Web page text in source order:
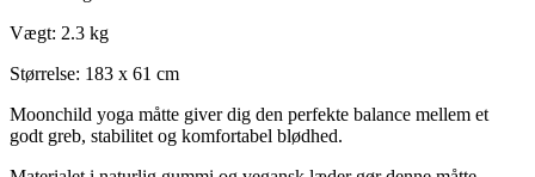
Vægt: 2.3 kg
Størrelse: 183 x 61 cm
Moonchild yoga måtte giver dig den perfekte balance mellem et
godt greb, stabilitet og komfortabel blødhed.